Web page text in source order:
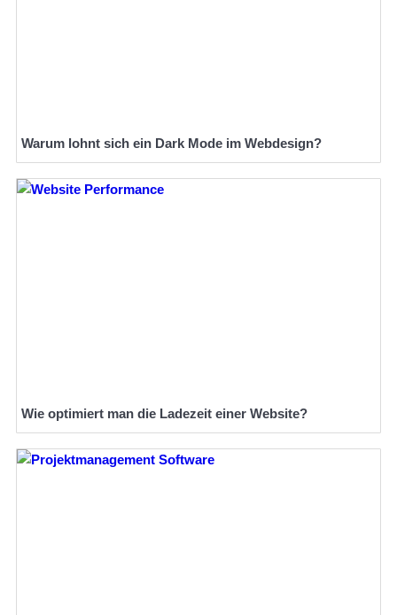
Warum lohnt sich ein Dark Mode im Webdesign?
Wie optimiert man die Ladezeit einer Website?